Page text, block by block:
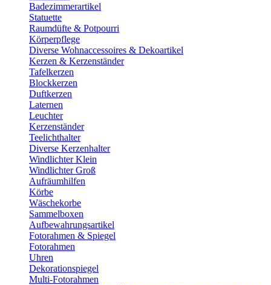
Badezimmerartikel
Statuette
Raumdüfte & Potpourri
Körperpflege
Diverse Wohnaccessoires & Dekoartikel
Kerzen & Kerzenständer
Tafelkerzen
Blockkerzen
Duftkerzen
Laternen
Leuchter
Kerzenständer
Teelichthalter
Diverse Kerzenhalter
Windlichter Klein
Windlichter Groß
Aufräumhilfen
Körbe
Wäschekorbe
Sammelboxen
Aufbewahrungsartikel
Fotorahmen & Spiegel
Fotorahmen
Uhren
Dekorationspiegel
Multi-Fotorahmen